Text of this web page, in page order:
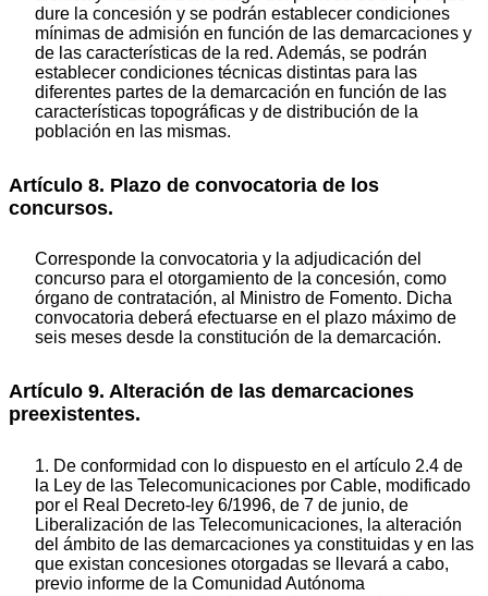
dure la concesión y se podrán establecer condiciones
mínimas de admisión en función de las demarcaciones y
de las características de la red. Además, se podrán
establecer condiciones técnicas distintas para las
diferentes partes de la demarcación en función de las
características topográficas y de distribución de la
población en las mismas.
Artículo 8. Plazo de convocatoria de los
concursos.
Corresponde la convocatoria y la adjudicación del
concurso para el otorgamiento de la concesión, como
órgano de contratación, al Ministro de Fomento. Dicha
convocatoria deberá efectuarse en el plazo máximo de
seis meses desde la constitución de la demarcación.
Artículo 9. Alteración de las demarcaciones
preexistentes.
1. De conformidad con lo dispuesto en el artículo 2.4 de
la Ley de las Telecomunicaciones por Cable, modificado
por el Real Decreto-ley 6/1996, de 7 de junio, de
Liberalización de las Telecomunicaciones, la alteración
del ámbito de las demarcaciones ya constituidas y en las
que existan concesiones otorgadas se llevará a cabo,
previo informe de la Comunidad Autónoma